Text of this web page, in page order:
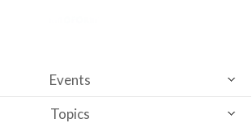
Events
Topics